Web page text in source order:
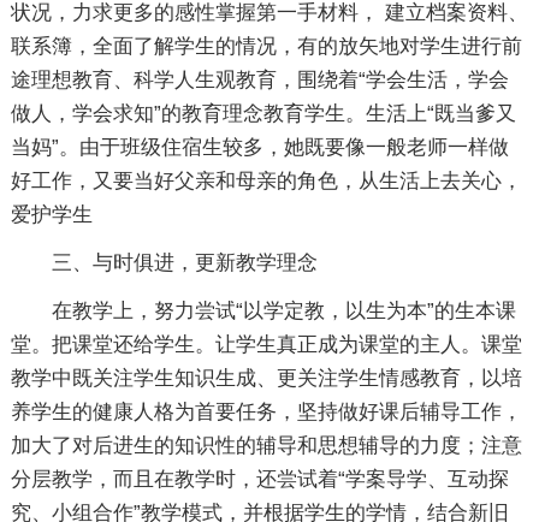
状况，力求更多的感性掌握第一手材料， 建立档案资料、
联系簿，全面了解学生的情况，有的放矢地对学生进行前
途理想教育、科学人生观教育，围绕着“学会生活，学会
做人，学会求知”的教育理念教育学生。生活上“既当爹又
当妈”。由于班级住宿生较多，她既要像一般老师一样做
好工作，又要当好父亲和母亲的角色，从生活上去关心，
爱护学生
三、与时俱进，更新教学理念
在教学上，努力尝试“以学定教，以生为本”的生本课
堂。把课堂还给学生。让学生真正成为课堂的主人。课堂
教学中既关注学生知识生成、更关注学生情感教育，以培
养学生的健康人格为首要任务，坚持做好课后辅导工作，
加大了对后进生的知识性的辅导和思想辅导的力度；注意
分层教学，而且在教学时，还尝试着“学案导学、互动探
究、小组合作”教学模式，并根据学生的学情，结合新旧